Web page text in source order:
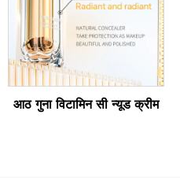
आठ गुना विटामिन सी न्यूड क्रीम